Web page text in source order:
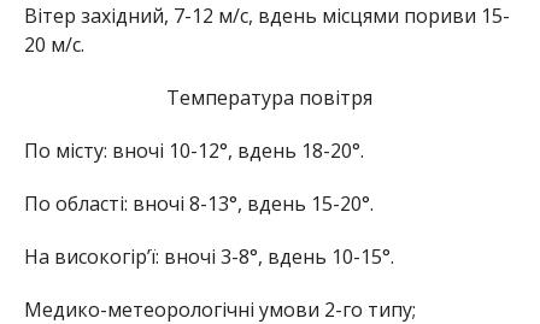
Вітер західний, 7-12 м/с, вдень місцями пориви 15-
20 м/с.
Температура повітря
По місту: вночі 10-12°, вдень 18-20°.
По області: вночі 8-13°, вдень 15-20°.
На високогір’ї: вночі 3-8°, вдень 10-15°.
Медико-метеорологічні умови 2-го типу;